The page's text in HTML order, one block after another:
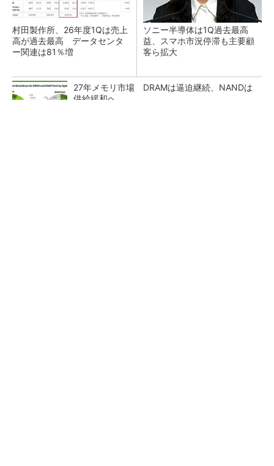
村田製作所、26年度1Qは売上
高が過去最高 データセンタ
ー関連は81％増
ソニー半導体は1Q過去最高
益、スマホ市況停滞も主要顧
客ら拡大
27年メモリ市場 DRAMは逼迫継続、NANDは
供給緩和へ